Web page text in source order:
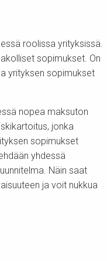
roolissa yrityksissä.
sopimukset. On
yrityksen sopimukset
nopea maksuton
jonka
sopimukset
yhdessä
Näin saat
ja voit nukkua